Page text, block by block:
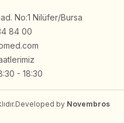
No:1 Nilüfer/Bursa
84 00
- 18:30
Developed by Novembros